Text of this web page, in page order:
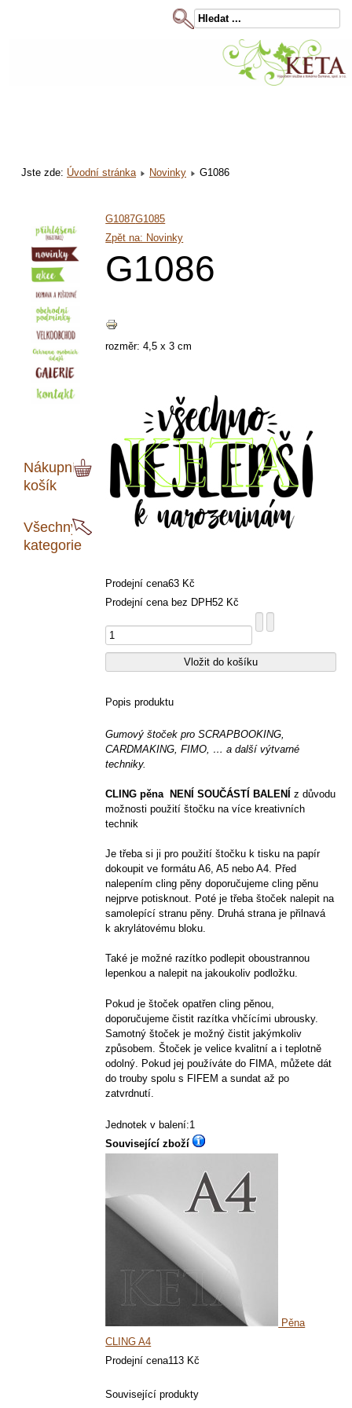
Jste zde: Úvodní stránka Novinky G1086
Nákupní
košík
Všechny
kategorie
G1087G1085
Zpět na: Novinky
G1086
rozměr: 4,5 x 3 cm
Prodejní cena63 Kč
Prodejní cena bez DPH52 Kč
Popis produktu
Gumový štoček pro SCRAPBOOKING,
CARDMAKING, FIMO, … a další výtvarné
techniky.
CLING pěna NENÍ SOUČÁSTÍ BALENÍ
z důvodu
možnosti použití štočku na více kreativních
technik
Je třeba si ji pro použití štočku k tisku na papír
dokoupit ve formátu A6, A5 nebo A4. Před
nalepením cling pěny doporučujeme cling pěnu
nejprve potisknout. Poté je třeba štoček nalepit na
samolepící stranu pěny. Druhá strana je přilnavá
k akrylátovému bloku.
Také je možné razítko podlepit oboustrannou
lepenkou a nalepit na jakoukoliv podložku.
Pokud je štoček opatřen cling pěnou,
doporučujeme čistit razítka vhčícími ubrousky.
Samotný štoček je možný čistit jakýmkoliv
způsobem. Štoček je velice kvalitní a i teplotně
odolný. Pokud jej používáte do FIMA, můžete dát
do trouby spolu s FIFEM a sundat až po
zatvrdnutí.
Jednotek v balení:1
Související zboží
Pěna
CLING A4
Prodejní cena113 Kč
Související produkty